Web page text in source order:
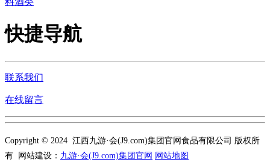
快捷导航
联系我们
在线留言
Copyright © 2024 江西九游·会(J9.com)集团官网食品有限公司 版权所
有 网站建设： 九游·会(J9.com)集团官网 网站地图